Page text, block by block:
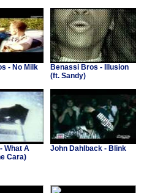
- No Milk
Benassi Bros - Illusion
(ft. Sandy)
What A
Cara)
John Dahlback - Blink